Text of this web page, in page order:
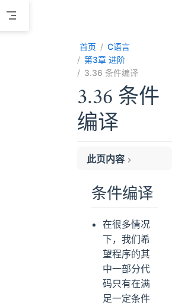
首页
C语言
第3章 进阶
3.36 条件编译
3.36 条件
编译
此页内容
条件编译
在很多情况
下，我们希
望程序的其
中一部分代
码只有在满
足一定条件